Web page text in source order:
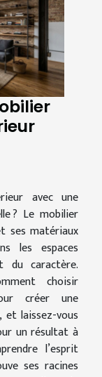
avec une
? Le mobilier
ses matériaux
les espaces
du caractère.
choisir
créer une
et laissez-vous
un résultat à
l’esprit
ses racines